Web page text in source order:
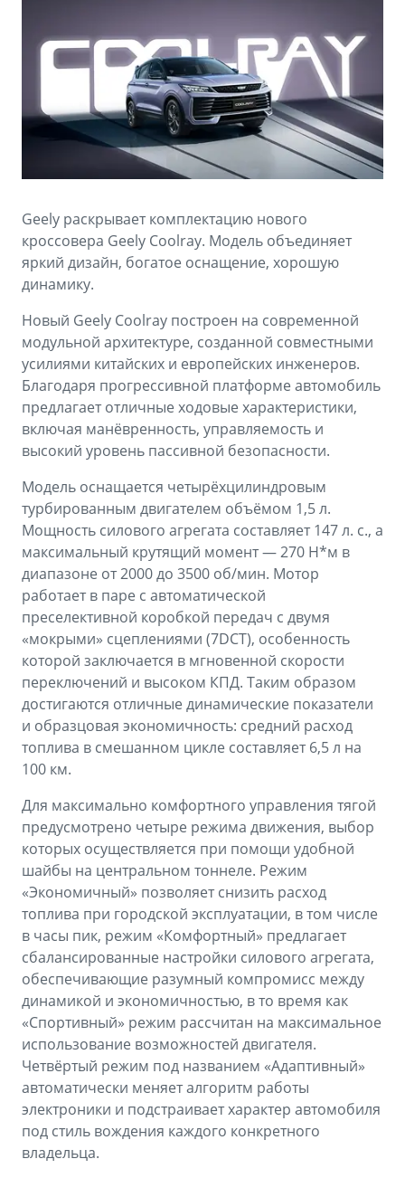
от 3 429 990 ₽*
MONJARO
от 4 349 990 ₽*
от 3 079 990 ₽* от 3 769 990 ₽*
Зарядные устройства
ФИНАНСЫ И УСЛУГИ
Автокредит
Страхование
GEELY Лизинг
Спецпредложения
Помощь на дорогах
Сервисная книжка
Вопросы и ответы
Geely раскрывает комплектацию нового
кроссовера Geely Coolray. Модель объединяет
яркий дизайн, богатое оснащение, хорошую
динамику.
Новый Geely Coolray построен на современной
модульной архитектуре, созданной совместными
усилиями китайских и европейских инженеров.
Благодаря прогрессивной платформе автомобиль
предлагает отличные ходовые характеристики,
включая манёвренность, управляемость и
высокий уровень пассивной безопасности.
Модель оснащается четырёхцилиндровым
турбированным двигателем объёмом 1,5 л.
Мощность силового агрегата составляет 147 л. с., а
максимальный крутящий момент — 270 Н*м в
диапазоне от 2000 до 3500 об/мин. Мотор
работает в паре с автоматической
преселективной коробкой передач с двумя
«мокрыми» сцеплениями (7DCT), особенность
которой заключается в мгновенной скорости
переключений и высоком КПД. Таким образом
достигаются отличные динамические показатели
и образцовая экономичность: средний расход
топлива в смешанном цикле составляет 6,5 л на
100 км.
Для максимально комфортного управления тягой
предусмотрено четыре режима движения, выбор
которых осуществляется при помощи удобной
шайбы на центральном тоннеле. Режим
«Экономичный» позволяет снизить расход
топлива при городской эксплуатации, в том числе
в часы пик, режим «Комфортный» предлагает
сбалансированные настройки силового агрегата,
обеспечивающие разумный компромисс между
динамикой и экономичностью, в то время как
«Спортивный» режим рассчитан на максимальное
использование возможностей двигателя.
Четвёртый режим под названием «Адаптивный»
автоматически меняет алгоритм работы
электроники и подстраивает характер автомобиля
под стиль вождения каждого конкретного
владельца.